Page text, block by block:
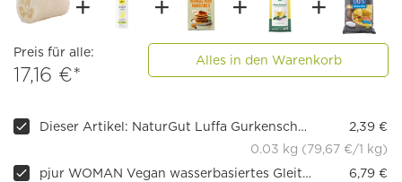
Preis für alle:
17,16 €*
Alles in den Warenkorb
Dieser Artikel: NaturGut Luffa Gurkenschwamm Natur 10 cm
2,39 €
0.03 kg (79,67 €/1 kg)
pjur WOMAN Vegan wasserbasiertes Gleitgel für Frauen
6,79 €